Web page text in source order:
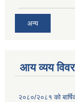
अन्य
आय व्यय
२०८०/२०८१ को